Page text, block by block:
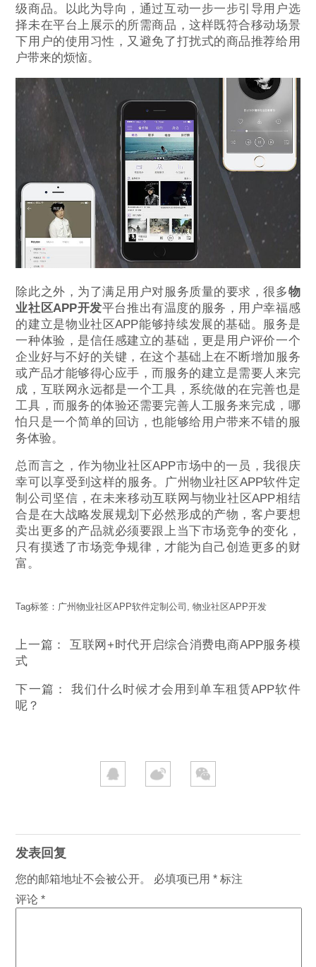
级商品。以此为导向，通过互动一步一步引导用户选
择未在平台上展示的所需商品，这样既符合移动场景
下用户的使用习性，又避免了打扰式的商品推荐给用
户带来的烦恼。
除此之外，为了满足用户对服务质量的要求，很多物
业社区APP开发平台推出有温度的服务，用户幸福感
的建立是物业社区APP能够持续发展的基础。服务是
一种体验，是信任感建立的基础，更是用户评价一个
企业好与不好的关键，在这个基础上在不断增加服务
或产品才能够得心应手，而服务的建立是需要人来完
成，互联网永远都是一个工具，系统做的在完善也是
工具，而服务的体验还需要完善人工服务来完成，哪
怕只是一个简单的回访，也能够给用户带来不错的服
务体验。
总而言之，作为物业社区APP市场中的一员，我很庆
幸可以享受到这样的服务。广州物业社区APP软件定
制公司坚信，在未来移动互联网与物业社区APP相结
合是在大战略发展规划下必然形成的产物，客户要想
卖出更多的产品就必须要跟上当下市场竞争的变化，
只有摸透了市场竞争规律，才能为自己创造更多的财
富。
Tag标签： 广州物业社区APP软件定制公司 ,物业社区APP开发
上一篇： 互联网+时代开启综合消费电商APP服务模
式
下一篇：我们什么时候才会用到单车租赁APP软件
呢？
发表回复
您的邮箱地址不会被公开。 必填项已用* 标注
评论*